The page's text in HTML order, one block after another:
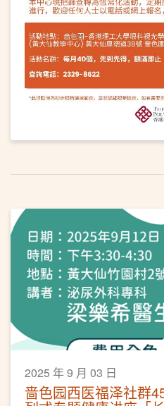
2025 年 9 月 03 日
啬色园西医福泽社群